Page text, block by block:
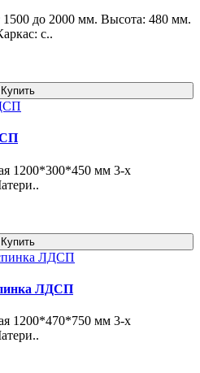
до 2000 мм. Высота: 480 мм.
с..
Купить
1200*300*450 мм 3-х
Купить
ЛДСП
1200*470*750 мм 3-х